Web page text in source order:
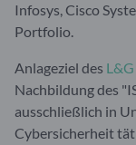
Infosys, Cisco
Portfolio.
Anlageziel des
Nachbildung des
ausschließlich in
Cybersicherheit